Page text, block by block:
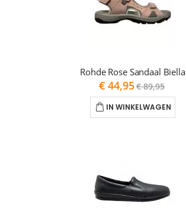
Rohde Rose Sandaal Biella
As
low
as
€ 44,95€ 89,95
IN WINKELWAGEN